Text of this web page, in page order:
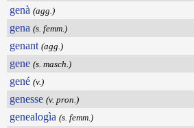
genà (agg.)
gena (s. femm.)
genant (agg.)
gene (s. masch.)
gené (v.)
genesse (v. pron.)
genealogìa (s. femm.)